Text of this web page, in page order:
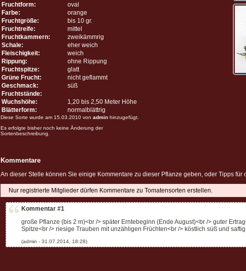
Fruchtform:
oval
Farbe:
orange
Fruchtgröße:
bis 10 gr.
Fruchtreife:
mittel
Fruchtkammern:
zweikämmrig
Schale:
eher weich
Fleischigkeit:
weich
Rippung:
ohne Rippung
Fruchtspitze:
glatt
Grüne Frucht:
nicht geflammt
Geschmack:
süß
Fruchtstände:
Wuchshöhe:
1,20 bis 2,50 Meter Höhe
Blätterform:
normalblättrig
Diese Sorte wurde am 15.03.2010 von admin hinzugefügt.
Es erfolgte bisher noch keine Änderung der
Sortenbeschreibung.
Kommentare
An dieser Stelle können Sie einige Kommentare zu dieser Pflanze geben, oder Tipps für
Nur registrierte Mitglieder dürfen Kommentare zu Tomatensorten erstellen.
Kommentar #1
große Pflanze (bis 2 m)<br /> später Erntebeginn (Ende August)<br /> guter
Spitze<br /> riesige Trauben mit unzähligen Früchten<br /> köstlich süß und